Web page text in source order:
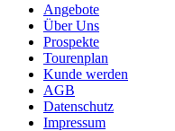
Angebote
Über Uns
Prospekte
Tourenplan
Kunde werden
AGB
Datenschutz
Impressum